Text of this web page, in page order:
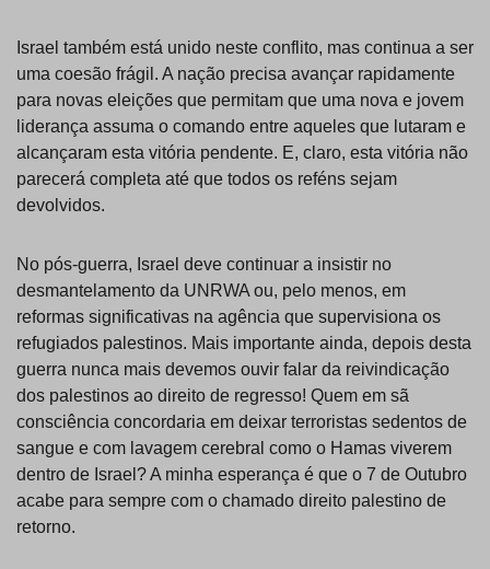
Israel também está unido neste conflito, mas continua a ser
uma coesão frágil. A nação precisa avançar rapidamente
para novas eleições que permitam que uma nova e jovem
liderança assuma o comando entre aqueles que lutaram e
alcançaram esta vitória pendente. E, claro, esta vitória não
parecerá completa até que todos os reféns sejam
devolvidos.
No pós-guerra, Israel deve continuar a insistir no
desmantelamento da UNRWA ou, pelo menos, em
reformas significativas na agência que supervisiona os
refugiados palestinos. Mais importante ainda, depois desta
guerra nunca mais devemos ouvir falar da reivindicação
dos palestinos ao direito de regresso! Quem em sã
consciência concordaria em deixar terroristas sedentos de
sangue e com lavagem cerebral como o Hamas viverem
dentro de Israel? A minha esperança é que o 7 de Outubro
acabe para sempre com o chamado direito palestino de
retorno.